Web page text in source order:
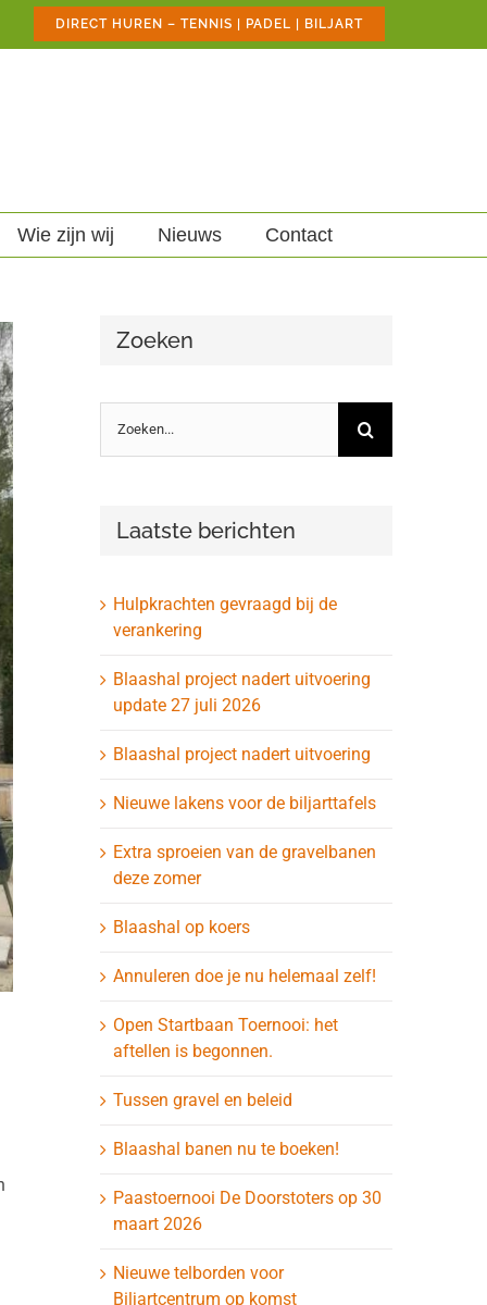
DIRECT HUREN – TENNIS | PADEL | BILJART
Wie zijn wij Nieuws Contact
Zoeken
naar:
Laatste berichten
Hulpkrachten gevraagd bij de
verankering
Blaashal project nadert uitvoering
update 27 juli 2026
Blaashal project nadert uitvoering
Nieuwe lakens voor de biljarttafels
Extra sproeien van de gravelbanen
deze zomer
Blaashal op koers
Annuleren doe je nu helemaal zelf!
Open Startbaan Toernooi: het
aftellen is begonnen.
Tussen gravel en beleid
Blaashal banen nu te boeken!
Paastoernooi De Doorstoters op 30
maart 2026
Nieuwe telborden voor
Biljartcentrum op komst